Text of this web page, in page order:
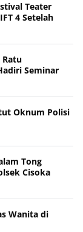
Teater
4 Setelah
Ratu
Seminar
Oknum Polisi
Tong
Cisoka
Wanita di